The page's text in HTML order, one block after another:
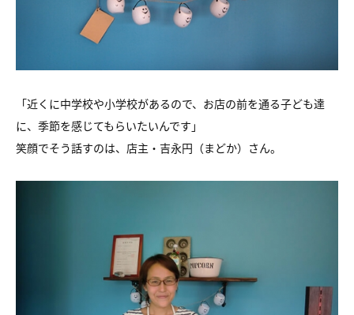
「近くに中学校や小学校があるので、お店の前を通る子ども達
に、季節を感じてもらいたいんです」
笑顔でそう話すのは、店主・吉永円（まどか）さん。